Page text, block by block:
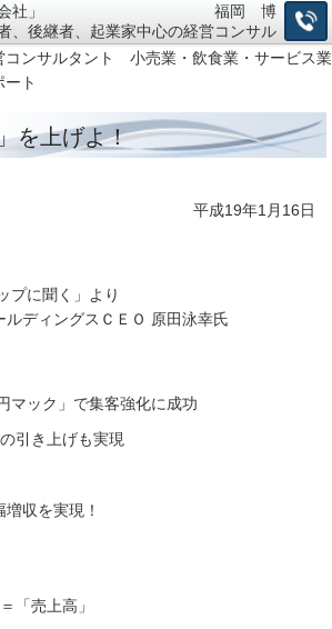
サルタント 小売業・飲食業・サービス業
ト
営株式会社」 福岡 博
後継者、起業家中心の経営コンサル
食・サービス業の「経営戦略構築」か
でお任せ下さい。
を上げよ！
平成19年1月16日
プに聞く」より
ルディングスＣＥＯ 原田泳幸氏
マック」で集客強化に成功
引き上げも実現
増収を実現！
「売上高」